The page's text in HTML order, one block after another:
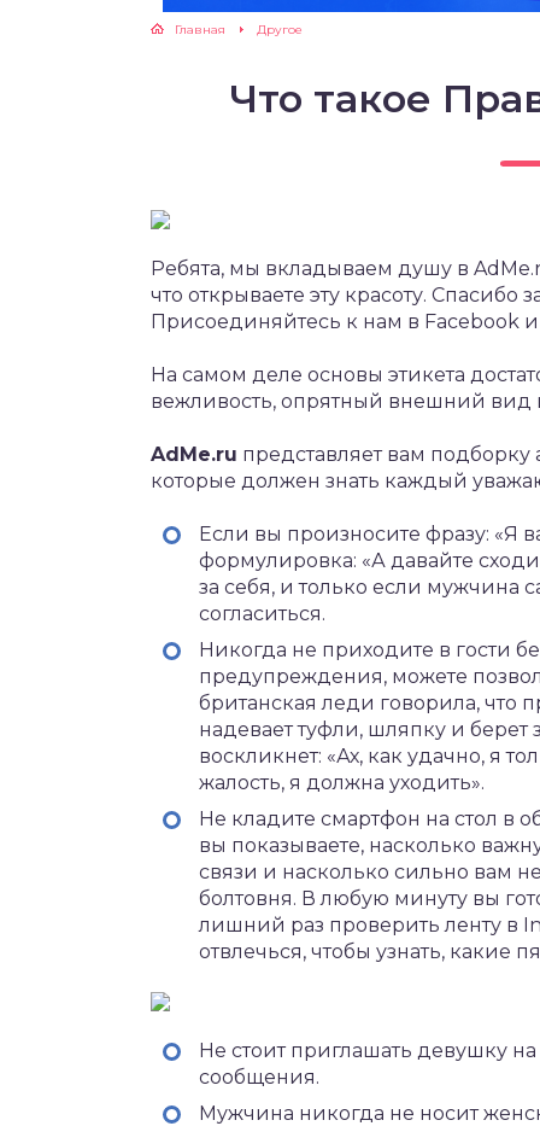
Главная Другое
Что такое
Ребята, мы вкладываем душу в
что открываете эту красоту.
Присоединяйтесь к нам в Facebook и
На самом деле основы этикета
вежливость, опрятный внешний
AdMe.ru представляет вам
которые должен знать каждый
Если вы произносите фразу: «Я
формулировка: «А давайте
за себя, и только если мужчина
согласиться.
Никогда не приходите в гости
предупреждения, можете
британская леди говорила, что
надевает туфли, шляпку и берет
воскликнет: «Ах, как удачно, я
жалость, я должна уходить».
Не кладите смартфон на стол в
вы показываете, насколько
связи и насколько сильно вам
болтовня. В любую минуту вы
лишний раз проверить ленту в
отвлечься, чтобы узнать, какие
Не стоит приглашать девушку
сообщения.
Мужчина никогда не носит